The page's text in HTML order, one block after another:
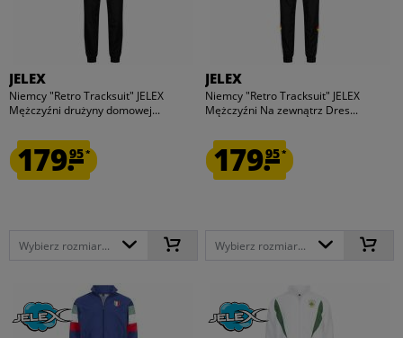
JELEX
Niemcy "Retro Tracksuit" JELEX
Mężczyźni drużyny domowej...
179.95*
Wybierz rozmiar...
JELEX
Niemcy "Retro Tracksuit" JELEX
Mężczyźni Na zewnątrz Dres...
179.95*
Wybierz rozmiar...